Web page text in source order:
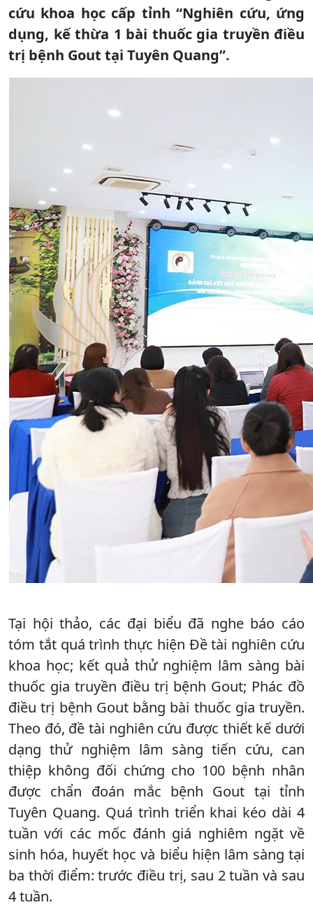
cứu khoa học cấp tỉnh “Nghiên cứu, ứng
dụng, kế thừa 1 bài thuốc gia truyền điều
trị bệnh Gout tại Tuyên Quang”.
Tại hội thảo, các đại biểu đã nghe báo cáo
tóm tắt quá trình thực hiện Đề tài nghiên cứu
khoa học; kết quả thử nghiệm lâm sàng bài
thuốc gia truyền điều trị bệnh Gout; Phác đồ
điều trị bệnh Gout bằng bài thuốc gia truyền.
Theo đó, đề tài nghiên cứu được thiết kế dưới
dạng thử nghiệm lâm sàng tiến cứu, can
thiệp không đối chứng cho 100 bệnh nhân
được chẩn đoán mắc bệnh Gout tại tỉnh
Tuyên Quang. Quá trình triển khai kéo dài 4
tuần với các mốc đánh giá nghiêm ngặt về
sinh hóa, huyết học và biểu hiện lâm sàng tại
ba thời điểm: trước điều trị, sau 2 tuần và sau
4 tuần.